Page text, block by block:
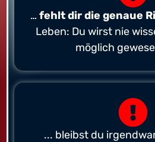
… fehlt dir die genaue
Leben: Du wirst nie
möglich
... bleibst du